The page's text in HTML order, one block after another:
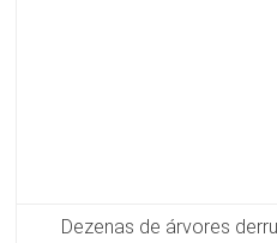
Dezenas de árvores